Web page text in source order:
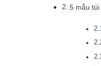
5 mẫu